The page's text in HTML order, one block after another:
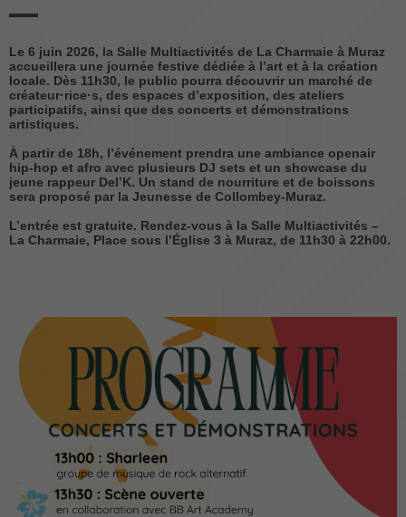
Le 6 juin 2026, la Salle Multiactivités de La Charmaie à Muraz
accueillera une journée festive dédiée à l’art et à la création
locale. Dès 11h30, le public pourra découvrir un marché de
créateur·rice·s, des espaces d’exposition, des ateliers
participatifs, ainsi que des concerts et démonstrations
artistiques.
À partir de 18h, l’événement prendra une ambiance openair
hip-hop et afro avec plusieurs DJ sets et un showcase du
jeune rappeur Del’K. Un stand de nourriture et de boissons
sera proposé par la Jeunesse de Collombey-Muraz.
L’entrée est gratuite. Rendez-vous à la Salle Multiactivités –
La Charmaie, Place sous l’Église 3 à Muraz, de 11h30 à 22h00.